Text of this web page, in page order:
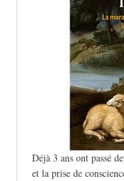
Déjà 3 ans ont passé
et la prise de